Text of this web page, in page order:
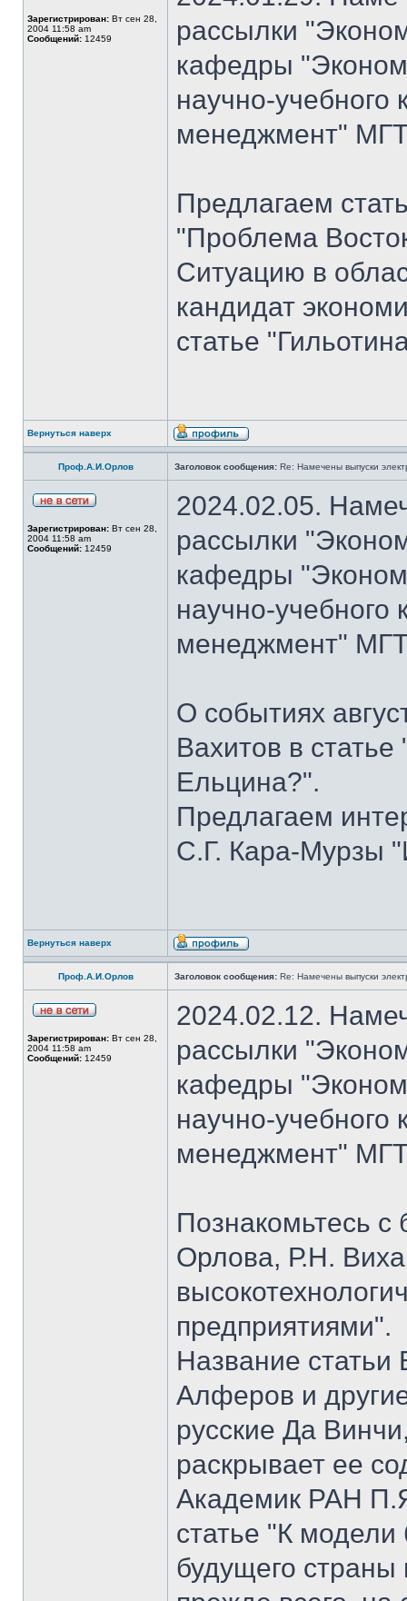
Зарегистрирован: Вт сен 28,
2004 11:58 am
Сообщений: 12459
рассылки
кафедры
научно-
менеджмент"
Предлагаем
"Проблема
Ситуацию в
кандидат
статье
Вернуться наверх
Проф.А.И.Орлов Заголовок сообщения: Re: Намечены выпуски
Зарегистрирован: Вт сен 28,
2004 11:58 am
Сообщений: 12459
2024.02.05.
рассылки
кафедры
научно-
менеджмент"
О событиях
Вахитов в
Ельцина?".
Предлагаем
С.Г. Кара-Мурзы
Вернуться наверх
Проф.А.И.Орлов Заголовок сообщения: Re: Намечены выпуски
Зарегистрирован: Вт сен 28,
2004 11:58 am
Сообщений: 12459
2024.02.12.
рассылки
кафедры
научно-
менеджмент"
Познакомьтесь с
Орлова, Р.Н.
предприятиями".
Название статьи
Алферов и
русские Да
раскрывает ее
Академик РАН
статье "К
будущего страны